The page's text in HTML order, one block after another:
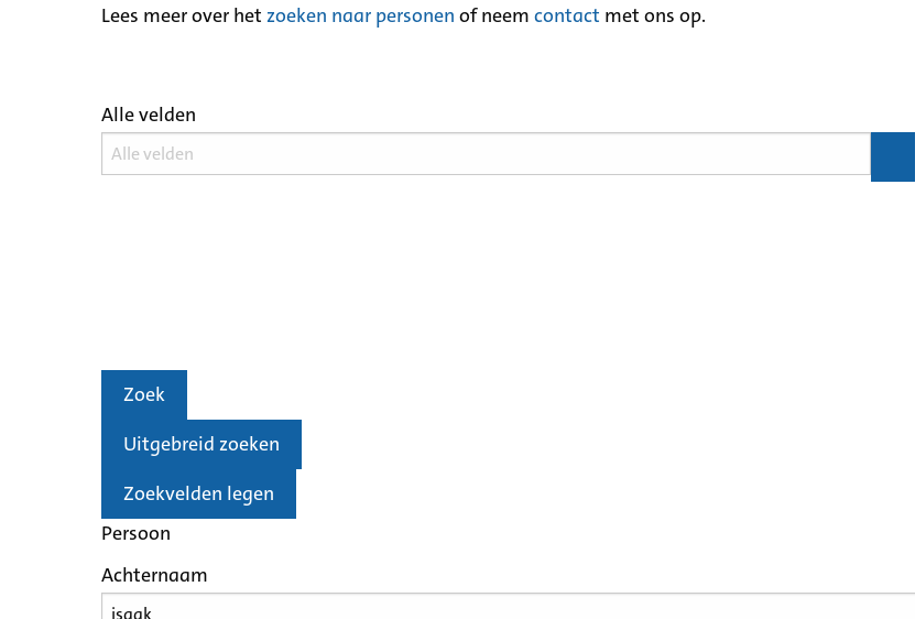
Lees meer over het zoeken naar personen of neem contact met ons op.
Alle velden
Zoek
Uitgebreid zoeken
Zoekvelden legen
Persoon
Achternaam